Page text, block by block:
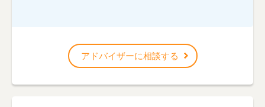
アドバイザーに相談する